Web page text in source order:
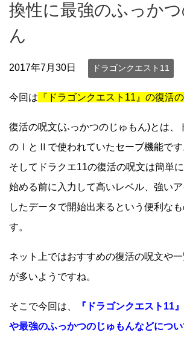
換性に最強のふっか
ん
2017年7月30日 ドラゴンクエスト11
今回は 『ドラゴンクエスト11』の復活
復活の呪文(ふっかつのじゅもん)とは、
のⅠとⅡで使われていたセーブ機能です
そしてドラクエ11の復活の呪文は簡単
始める前に入力して高いレベル、強い
したデータで開始出来るという便利な
す。
ネット上ではおすすめの復活の呪文や
が多いようですね。
そこで今回は、
『ドラゴンクエスト11
や最強のふっかつのじゅもんなどについ